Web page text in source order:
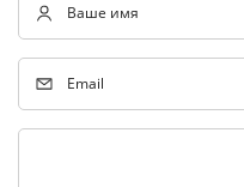
Ваше имя
Email